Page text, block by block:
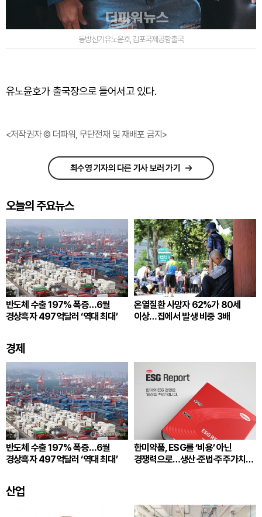
동방신기유노윤호,김포국제공항출국
유노윤호가 출국장으로 들어서고 있다.
<저작권자 © 더파워, 무단전재 및 재배포 금지>
최수영 기자의 다른 기사 보러 가기
오늘의 주요뉴스
반도체 수출 197% 폭증…6월
경상흑자 497억달러 ‘역대 최대’
온열질환 사망자 62%가 80세
이상…집에서 발생 비중 3배
경제
반도체 수출 197% 폭증…6월
경상흑자 497억달러 ‘역대 최대’
한미약품, ESG를 ‘비용’ 아닌
경쟁력으로…생산·준법·주주가치
산업